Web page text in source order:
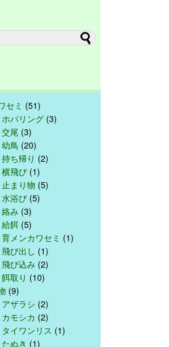
セミ (51)
ホバリング (3)
交尾 (3)
幼鳥 (20)
持ち帰り (2)
横飛び (1)
止まり物 (5)
水浴び (5)
絡み (3)
給餌 (5)
育メンカワセミ (1)
飛び出し (1)
飛び込み (2)
餌取り (10)
(9)
アザラシ (2)
カモシカ (2)
タイワンリス (1)
たぬき (1)